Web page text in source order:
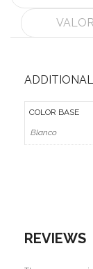
LanLan
Meffert’s
QiYi/MoFangGe
ShengShou
COLOR BASE
Blanco
REVIEWS